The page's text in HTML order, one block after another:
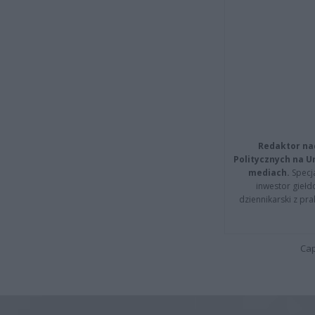
Redaktor
Politycznych na
mediach.
inwestor
dziennikarski z